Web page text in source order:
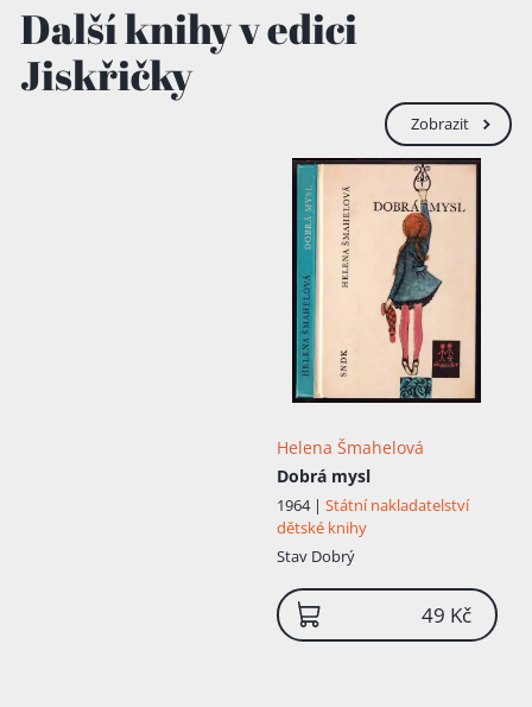
Další knihy v edici
Jiskřičky
Zobrazit
Helena Šmahelová
Dobrá mysl
1964 | Státní nakladatelství
dětské knihy
Stav Dobrý
49 Kč